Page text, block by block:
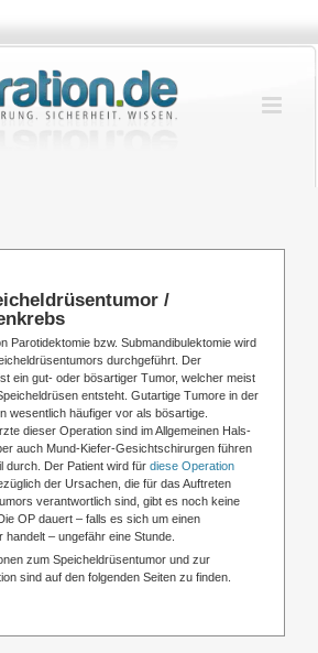
/
Parotidektomie bzw. Submandibulektomie wird
durchgeführt. Der
ein gut- oder bösartiger Tumor, welcher meist
entsteht. Gutartige Tumore in der
wesentlich häufiger vor als bösartige.
dieser Operation sind im Allgemeinen Hals-
auch Mund-Kiefer-Gesichtschirurgen führen
durch. Der Patient wird für diese Operation
der Ursachen, die für das Auftreten
verantwortlich sind, gibt es noch keine
OP dauert – falls es sich um einen
– ungefähr eine Stunde.
zum Speicheldrüsentumor und zur
sind auf den folgenden Seiten zu finden.